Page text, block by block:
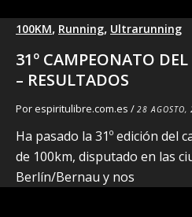
100KM, Running, Ultrarunning
31º CAMPEONATO
– RESULTADOS
Porespiritulibre.com.es / 28 AGOSTO,
Ha pasado la 31º edición del
de 100km, disputado en las
Berlín/Bernau y nos